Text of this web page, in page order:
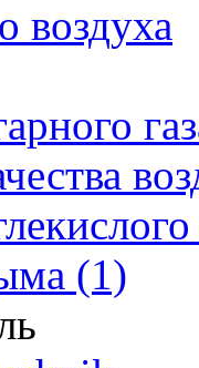
воздуха
(1)